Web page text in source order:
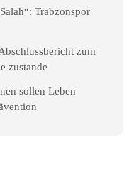
Trabzonspor
zum
zustande
sollen Leben